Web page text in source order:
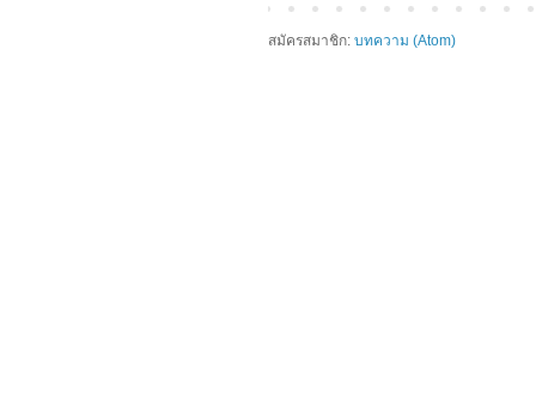
สมัครสมาชิก: บทความ (Atom)